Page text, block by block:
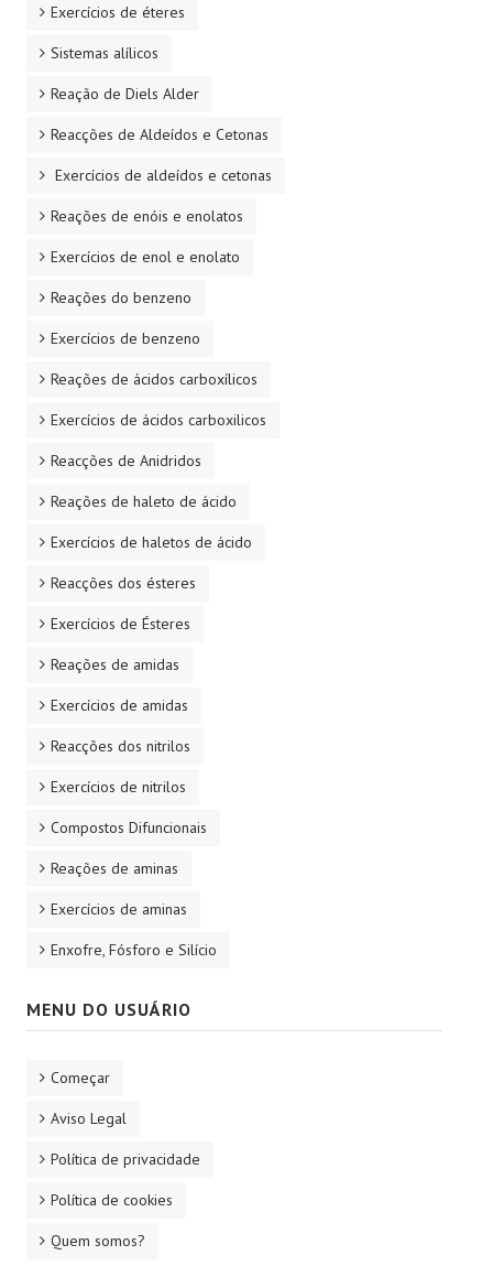
Exercícios de éteres
Sistemas alílicos
Reação de Diels Alder
Reacções de Aldeídos e Cetonas
Exercícios de aldeídos e cetonas
Reações de enóis e enolatos
Exercícios de enol e enolato
Reações do benzeno
Exercícios de benzeno
Reações de ácidos carboxílicos
Exercícios de ácidos carboxilicos
Reacções de Anidridos
Reações de haleto de ácido
Exercícios de haletos de ácido
Reacções dos ésteres
Exercícios de Ésteres
Reações de amidas
Exercícios de amidas
Reacções dos nitrilos
Exercícios de nitrilos
Compostos Difuncionais
Reações de aminas
Exercícios de aminas
Enxofre, Fósforo e Silício
MENU DO USUÁRIO
Começar
Aviso Legal
Política de privacidade
Política de cookies
Quem somos?